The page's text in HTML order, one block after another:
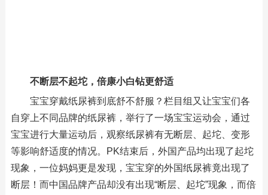
不断层不起坨，倍康小白钻更舒适
宝宝穿戴纸尿裤到底舒不舒服？栏目组又让宝宝们各
自穿上不同品牌的纸尿裤，举行了一场宝宝运动会，通过
宝宝进行大量运动后，观察纸尿裤有无断层、起坨、变形
等影响舒适度的情况。PK结束后，外国产品均出现了起坨
现象，一位妈妈更是发现，宝宝穿的外国纸尿裤竟出现了
断层！而中国品牌产品却没有出现“断层、起坨”现象，而倍